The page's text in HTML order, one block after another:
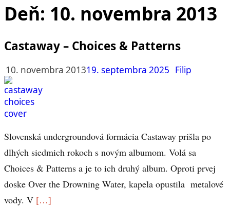
Deň: 10. novembra 2013
Castaway – Choices & Patterns
10. novembra 201319. septembra 2025 Filip
Slovenská undergroundová formácia Castaway prišla po
dlhých siedmich rokoch s novým albumom. Volá sa
Choices & Patterns a je to ich druhý album. Oproti prvej
doske Over the Drowning Water, kapela opustila metalové
vody. V […]